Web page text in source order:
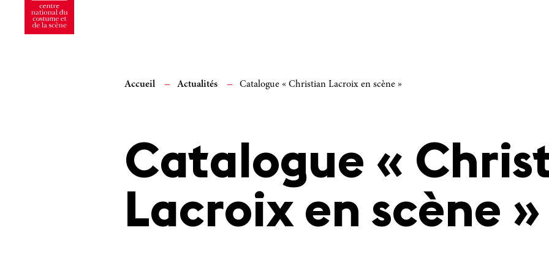
Accueil Actualités Catalogue « Christian Lacroix en scène »
Catalogue «
Lacroix en scène »